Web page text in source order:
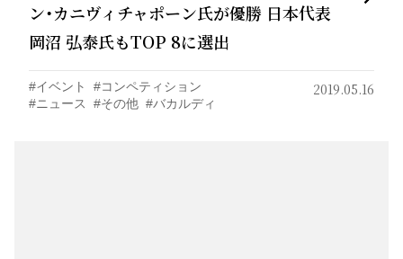
ン・カニヴィチャポーン氏が優勝 日本代表
岡沼 弘泰氏もTOP 8に選出
イベント
コンペティション
ニュース
その他 バカルディ
2019.05.16